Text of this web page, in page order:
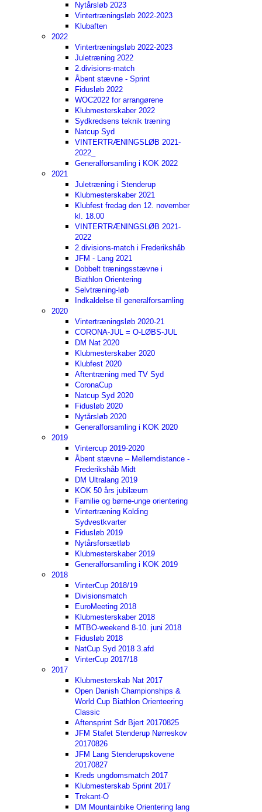
Nytårsløb 2023
Vintertræningsløb 2022-2023
Klubaften
2022
Vintertræningsløb 2022-2023
Juletræning 2022
2.divisions-match
Åbent stævne - Sprint
Fidusløb 2022
WOC2022 for arrangørene
Klubmesterskaber 2022
Sydkredsens teknik træning
Natcup Syd
VINTERTRÆNINGSLØB 2021-
2022_
Generalforsamling i KOK 2022
2021
Juletræning i Stenderup
Klubmesterskaber 2021
Klubfest fredag den 12. november
kl. 18.00
VINTERTRÆNINGSLØB 2021-
2022
2.divisions-match i Frederikshåb
JFM - Lang 2021
Dobbelt træningsstævne i
Biathlon Orientering
Selvtræning-løb
Indkaldelse til generalforsamling
2020
Vintertræningsløb 2020-21
CORONA-JUL = O-LØBS-JUL
DM Nat 2020
Klubmesterskaber 2020
Klubfest 2020
Aftentræning med TV Syd
CoronaCup
Natcup Syd 2020
Fidusløb 2020
Nytårsløb 2020
Generalforsamling i KOK 2020
2019
Vintercup 2019-2020
Åbent stævne – Mellemdistance -
Frederikshåb Midt
DM Ultralang 2019
KOK 50 års jubilæum
Familie og børne-unge orientering
Vintertræning Kolding
Sydvestkvarter
Fidusløb 2019
Nytårsforsætløb
Klubmesterskaber 2019
Generalforsamling i KOK 2019
2018
VinterCup 2018/19
Divisionsmatch
EuroMeeting 2018
Klubmesterskaber 2018
MTBO-weekend 8-10. juni 2018
Fidusløb 2018
NatCup Syd 2018 3.afd
VinterCup 2017/18
2017
Klubmesterskab Nat 2017
Open Danish Championships &
World Cup Biathlon Orienteering
Classic
Aftensprint Sdr Bjert 20170825
JFM Stafet Stenderup Nørreskov
20170826
JFM Lang Stenderupskovene
20170827
Kreds ungdomsmatch 2017
Klubmesterskab Sprint 2017
Trekant-O
DM Mountainbike Orientering lang